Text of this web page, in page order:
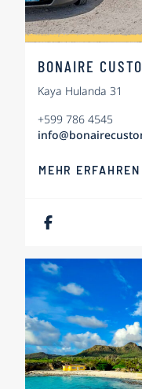
BONAIRE
Kaya Hulanda 31
+599 786 4545
MEHR ERFAHREN